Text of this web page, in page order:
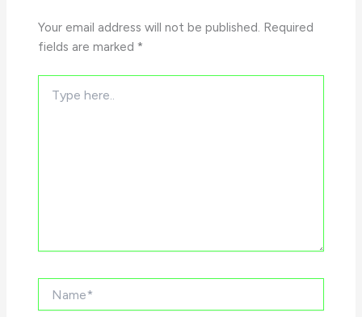
Your email address will not be published. Required
fields are marked*
here..